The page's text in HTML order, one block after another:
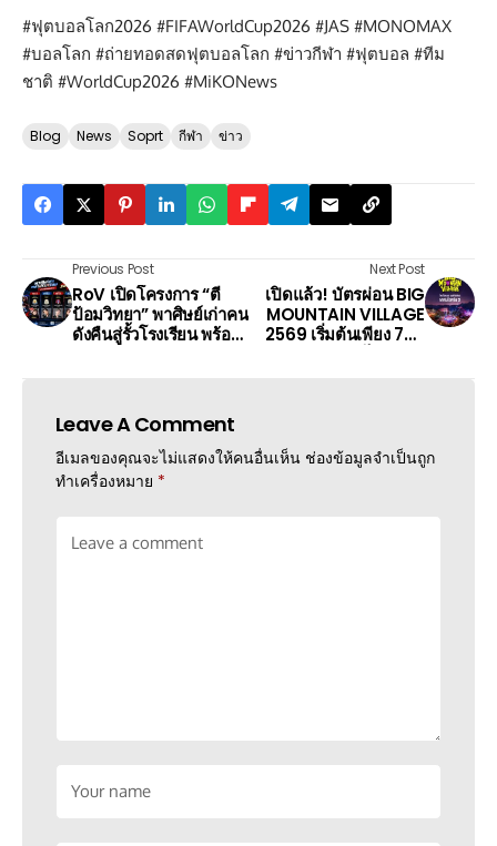
#ฟุตบอลโลก2026 #FIFAWorldCup2026 #JAS #MONOMAX
#บอลโลก #ถ่ายทอดสดฟุตบอลโลก #ข่าวกีฬา #ฟุตบอล #ทีม
ชาติ #WorldCup2026 #MiKONews
Blog News Soprt กีฬา ข่าว
Previous Post
RoV เปิดโครงการ “ตี
ป้อมวิทยา” พาศิษย์เก่าคน
ดังคืนสู่รั้วโรงเรียน พร้อม
Next Post
เปิดแล้ว! บัตรผ่อน BIG
MOUNTAIN VILLAGE
2569 เริ่มต้นเพียง 700
Leave A Comment
อีเมลของคุณจะไม่แสดงให้คนอื่นเห็น ช่องข้อมูลจำเป็นถูก
ทำเครื่องหมาย *